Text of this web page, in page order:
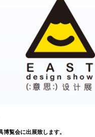
覧会に出展致します。